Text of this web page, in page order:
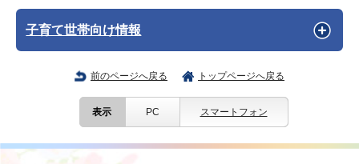
子育て世帯向け情報
前のページへ戻る トップページへ戻る
表示 PC スマートフォン